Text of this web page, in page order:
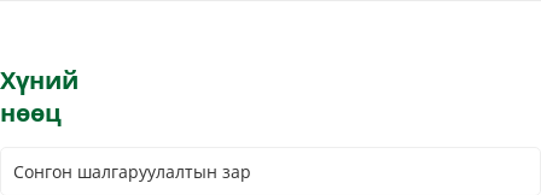
Хүний
нөөц
Сонгон шалгаруулалтын зар